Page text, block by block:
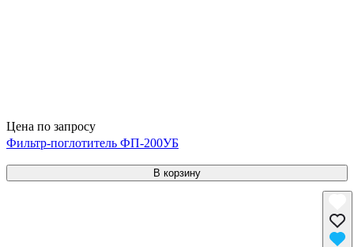
Цена по запросу
Фильтр-поглотитель ФП-200УБ
В корзину